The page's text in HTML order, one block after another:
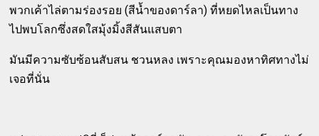
พวกเค้าไล่ตามร่องรอย (สีน้ำของดาร์ลา) ที่หยดไหลเป็นทาง
ไปพบโลกซึ่งสดใสมุ้งมิ้งสีสันแสบตา
มันมีความซับซ้อนสับสน ชวนหลง เพราะคุณมองหาทิศทางไม่
เจอที่นั่น